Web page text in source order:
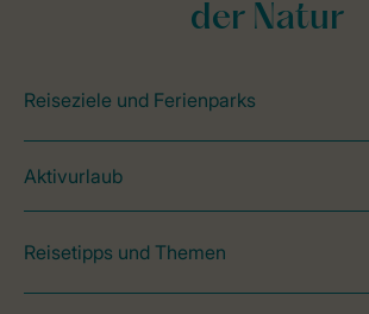
der Natur
Reiseziele und Ferienparks
Aktivurlaub
Reisetipps und Themen